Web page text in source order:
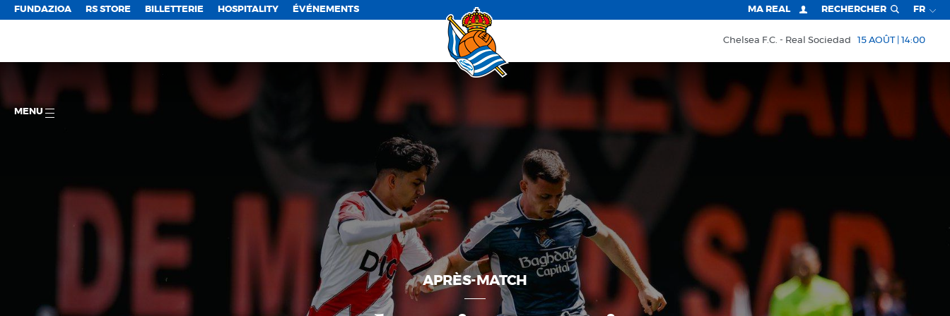
FUNDAZIOA RS STORE BILLETTERIE HOSPITALITY ÉVÉNEMENTS MA REAL RECHERCHER FR
Chelsea F.C. Real Sociedad 15 AOÛT | 14:00
MENU
APRÈS-MATCH